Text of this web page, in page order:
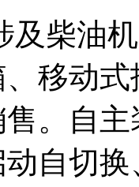
及柴油
移动
。自
自切